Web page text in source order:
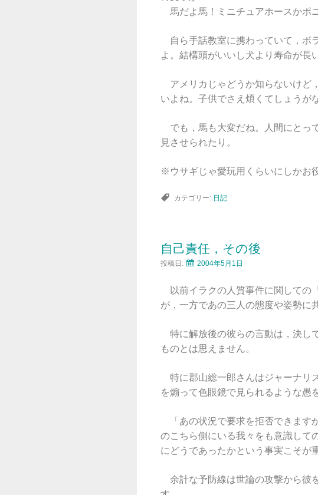
馬だよ馬！ミニチュアホースかポ
自ら手話教室に携わっていて，ボ
よ。結構頭がいいし犬より寿命が長
アメリカじゃどうか知らないけど
いよね。子供でさえ煩くてしょうが
でも，馬も大変だね。人間にとっ
見させられたり。
※ウサギじゃ愛玩用くらいにしかお
カテゴリー: 日記
自己責任，その後
投稿日: 2004年5月1日
以前イラクの人質事件に関しての
が，一方であの三人の態度や姿勢に
特に解放後の彼らの言動は，決し
ものとは思えません。
特に郡山総一郎さんはジャーナリ
を煽って色眼鏡で見られるような愚
「あの状況で要求を拒否できます
のこちら側にいる我々をも意識して
にどうであったかという事実こそが
余計な予防線は世論の攻撃から彼